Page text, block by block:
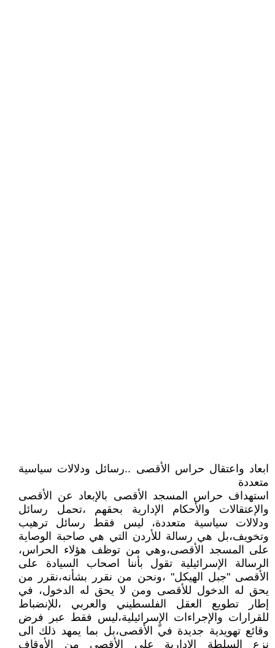
ابعاد واعتقال حراس الأقصى ..رسائل ودلالات سياسية
متعددة
استهداف حراس المسجد الأقصى بالإبعاد عن الأقصى
والإعتقالات والأحكام الإدارية بحقهم ،تحمل رسائل
ودلالات سياسية متعددة، ليس فقط رسائل ترهيب
وتخويف،بل هي رسالة للأردن التي هي صاحبة الوصاية
على المسجد الأقصى،وهي من توظف هؤلاء الحراس،
الرسالة الإسرائيلية تقول بأننا اصحاب السيادة على
الأقصى "جبل الهيكل" ،ونحن من نقرر بشأنه،نقرر من
يحق له الدخول للأقصى ومن لا يحق له الدخول، في
إطار تطويع العقل الفلسطيني والعربي ،للإنضباط
للقرارات والإجراءات الإٍسرائيلية،ليس فقط عبر فرض
وقائع تهويدية جديدة في الأقصى،بل بما يمهد ذلك الى
نزع السلطة الإدارية على الأقصى من الأوقاف